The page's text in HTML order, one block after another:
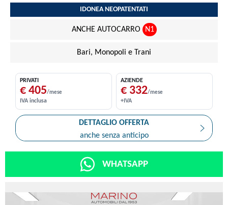
IDONEA NEOPATENTATI
ANCHE AUTOCARRO N1
Bari, Monopoli e Trani
PRIVATI
€ 405/mese
IVA inclusa
AZIENDE
€ 332/mese
+IVA
DETTAGLIO OFFERTA
anche senza anticipo
WHATSAPP